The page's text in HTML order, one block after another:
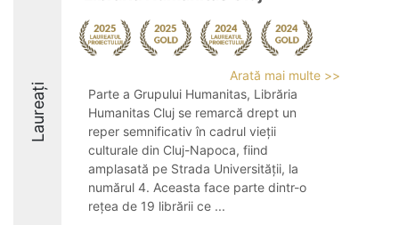
Laureați
Arată mai multe >>
Parte a Grupului Humanitas, Librăria
Humanitas Cluj se remarcă drept un
reper semnificativ în cadrul vieții
culturale din Cluj-Napoca, fiind
amplasată pe Strada Universității, la
numărul 4. Aceasta face parte dintr-o
rețea de 19 librării ce ...